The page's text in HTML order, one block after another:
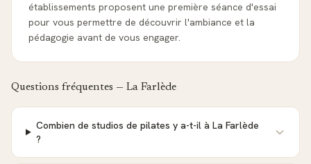
établissements proposent une première séance d'essai
pour vous permettre de découvrir l'ambiance et la
pédagogie avant de vous engager.
Questions fréquentes — La Farlède
Combien de studios de pilates y a-t-il à La Farlède
?